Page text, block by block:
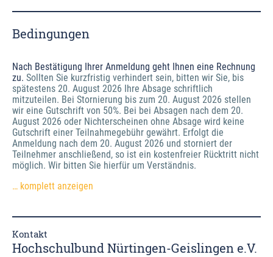
Bedingungen
Nach Bestätigung Ihrer Anmeldung geht Ihnen eine Rechnung
zu. Sollten Sie kurzfristig verhindert sein, bitten wir Sie, bis
spätestens 20. August 2026 Ihre Absage schriftlich
mitzuteilen. Bei Stornierung bis zum 20. August 2026 stellen
wir eine Gutschrift von 50%. Bei bei Absagen nach dem 20.
August 2026 oder Nichterscheinen ohne Absage wird keine
Gutschrift einer Teilnahmegebühr gewährt. Erfolgt die
Anmeldung nach dem 20. August 2026 und storniert der
Teilnehmer anschließend, so ist ein kostenfreier Rücktritt nicht
möglich. Wir bitten Sie hierfür um Verständnis.
… komplett anzeigen
Kontakt
Hochschulbund Nürtingen-Geislingen e.V.